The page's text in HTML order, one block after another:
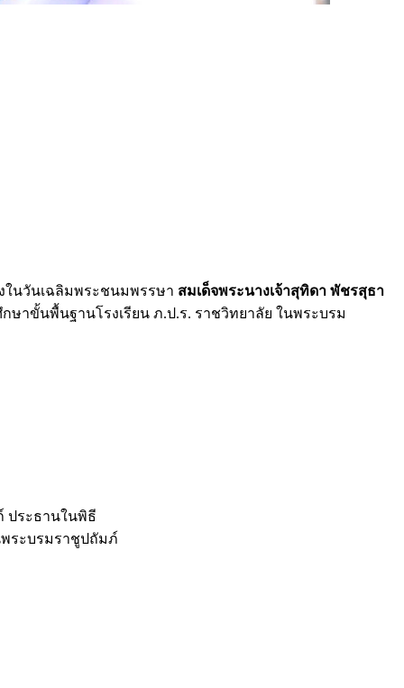
ในวันเฉลิมพระชนมพรรษา สมเด็จพระนางเจ้าสุทิดา พัชรสุธา
าขั้นพื้นฐานโรงเรียน ภ.ป.ร. ราชวิทยาลัย ในพระบรม
ประธานในพิธี
ระบรมราชูปถัมภ์